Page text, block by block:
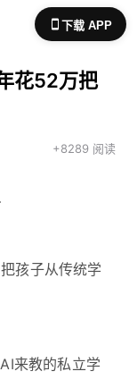
下载 APP
花52万把
+8289 阅读
孩子从传统学
来教的私立学